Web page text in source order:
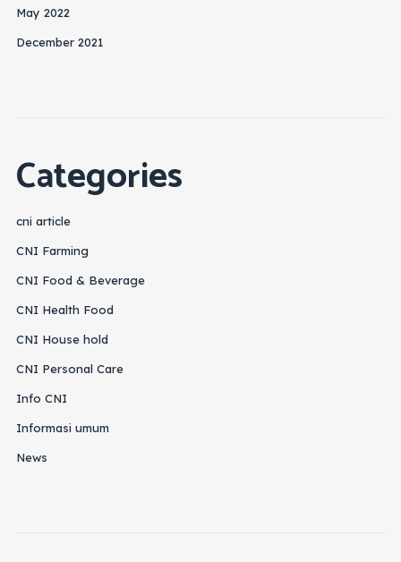
May 2022
December 2021
Categories
cni article
CNI Farming
CNI Food & Beverage
CNI Health Food
CNI House hold
CNI Personal Care
Info CNI
Informasi umum
News